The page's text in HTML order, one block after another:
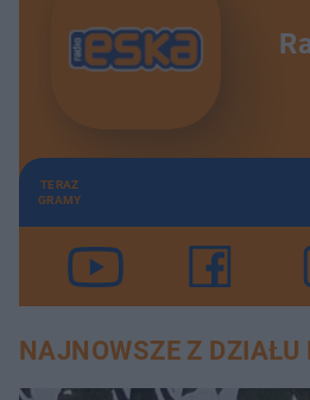
TERAZ
GRAMY
NAJNOWSZE Z DZIAŁU